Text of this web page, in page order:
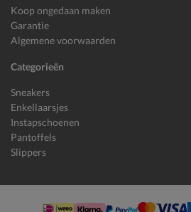
Koop ongedaan maken
Garantie
Algemene voorwaarden
Categorieën
Sneakers
Enkellaarsjes
Instapschoenen
Pantoffels
Slippers